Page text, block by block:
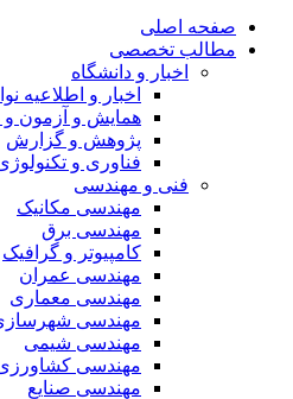
صفحه اصلی
مطالب تخصصی
اخبار و دانشگاه
اخبار و اطلاعیه
همایش و آزمون و
پژوهش و گزارش
فناوری و
فنی و مهندسی
مهندسی مکانیک
مهندسی برق
کامپیوتر و گرافیک
مهندسی عمران
مهندسی معماری
مهندسی
مهندسی شیمی
مهندسی
مهندسی صنایع